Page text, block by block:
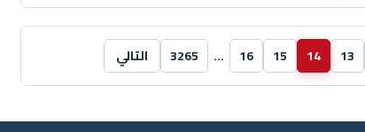
13
14
15
16
…
3265 التالي